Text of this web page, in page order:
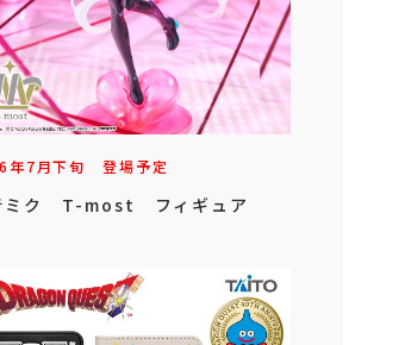
年7月下旬 登場予定
ミク T-most フィギュア